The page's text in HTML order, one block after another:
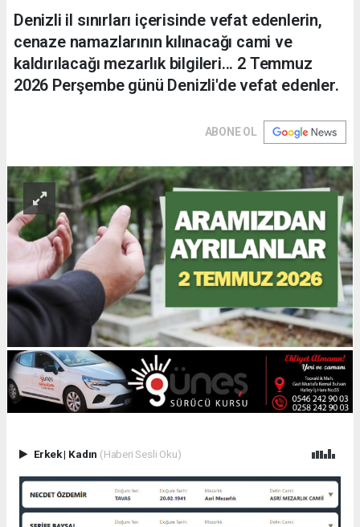
Denizli il sınırları içerisinde vefat edenlerin,
cenaze namazlarının kılınacağı cami ve
kaldırılacağı mezarlık bilgileri... 2 Temmuz
2026 Perşembe günü Denizli'de vefat edenler.
ABONE OL
Erkek| Kadın (Haberi Sesli Oku)